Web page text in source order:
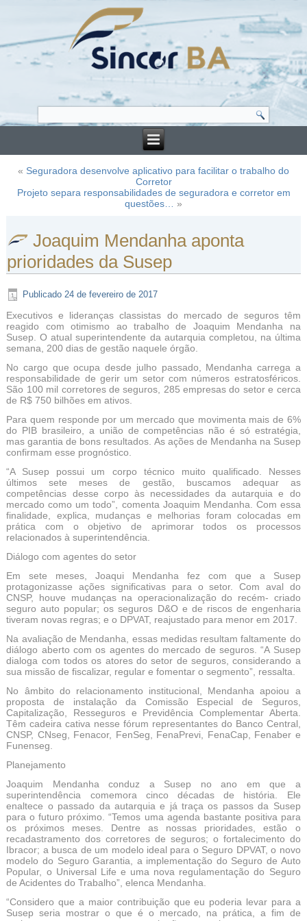
« Seguradora desenvolve aplicativo para facilitar o trabalho do
Corretor
Projeto separa responsabilidades de seguradora e corretor em
questões… »
Joaquim Mendanha aponta
prioridades da Susep
Publicado 24 de fevereiro de 2017
Executivos e lideranças classistas do mercado de seguros têm
reagido com otimismo ao trabalho de Joaquim Mendanha na
Susep. O atual superintendente da autarquia completou, na última
semana, 200 dias de gestão naquele órgão.
No cargo que ocupa desde julho passado, Mendanha carrega a
responsabilidade de gerir um setor com números estratosféricos.
São 100 mil corretores de seguros, 285 empresas do setor e cerca
de R$ 750 bilhões em ativos.
Para quem responde por um mercado que movimenta mais de 6%
do PIB brasileiro, a união de competências não é só estratégia,
mas garantia de bons resultados. As ações de Mendanha na Susep
confirmam esse prognóstico.
“A Susep possui um corpo técnico muito qualificado. Nesses
últimos sete meses de gestão, buscamos adequar as
competências desse corpo às necessidades da autarquia e do
mercado como um todo”, comenta Joaquim Mendanha. Com essa
finalidade, explica, mudanças e melhorias foram colocadas em
prática com o objetivo de aprimorar todos os processos
relacionados à superintendência.
Diálogo com agentes do setor
Em sete meses, Joaqui Mendanha fez com que a Susep
protagonizasse ações significativas para o setor. Com aval do
CNSP, houve mudanças na operacionalização do recém- criado
seguro auto popular; os seguros D&O e de riscos de engenharia
tiveram novas regras; e o DPVAT, reajustado para menor em 2017.
Na avaliação de Mendanha, essas medidas resultam faltamente do
diálogo aberto com os agentes do mercado de seguros. “A Susep
dialoga com todos os atores do setor de seguros, considerando a
sua missão de fiscalizar, regular e fomentar o segmento”, ressalta.
No âmbito do relacionamento institucional, Mendanha apoiou a
proposta de instalação da Comissão Especial de Seguros,
Capitalização, Resseguros e Previdência Complementar Aberta.
Têm cadeira cativa nesse fórum representantes do Banco Central,
CNSP, CNseg, Fenacor, FenSeg, FenaPrevi, FenaCap, Fenaber e
Funenseg.
Planejamento
Joaquim Mendanha conduz a Susep no ano em que a
superintendência comemora cinco décadas de história. Ele
enaltece o passado da autarquia e já traça os passos da Susep
para o futuro próximo. “Temos uma agenda bastante positiva para
os próximos meses. Dentre as nossas prioridades, estão o
recadastramento dos corretores de seguros; o fortalecimento do
Ibracor; a busca de um modelo ideal para o Seguro DPVAT, o novo
modelo do Seguro Garantia, a implementação do Seguro de Auto
Popular, o Universal Life e uma nova regulamentação do Seguro
de Acidentes do Trabalho”, elenca Mendanha.
“Considero que a maior contribuição que eu poderia levar para a
Susep seria mostrar o que é o mercado, na prática, a fim de